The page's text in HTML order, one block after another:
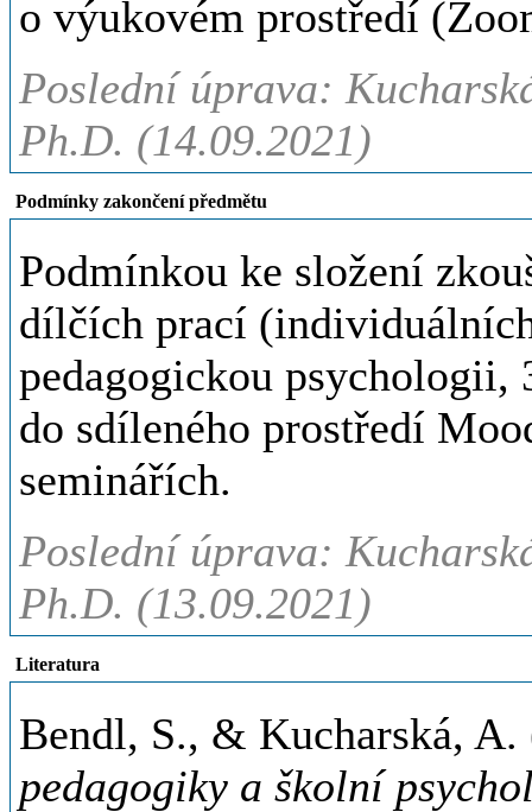
o výukovém prostředí
Poslední úprava:
Ph.D. (14.09.2021)
Podmínky zakončení předmětu
Podmínkou ke složení
dílčích prací
pedagogickou
do sdíleného prostředí
seminářích.
Poslední úprava:
Ph.D. (13.09.2021)
Literatura
Bendl, S., & Kucharská,
pedagogiky a školní